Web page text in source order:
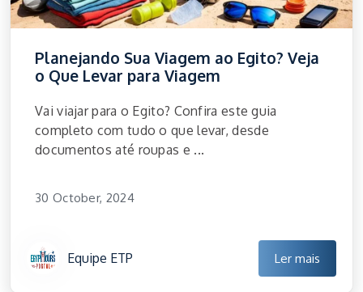
Planejando Sua Viagem ao Egito? Veja
o Que Levar para Viagem
Vai viajar para o Egito? Confira este guia
completo com tudo o que levar, desde
documentos até roupas e ...
30 October, 2024
Equipe ETP Ler mais